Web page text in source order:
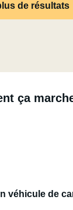
de résultats
ça
véhicule de